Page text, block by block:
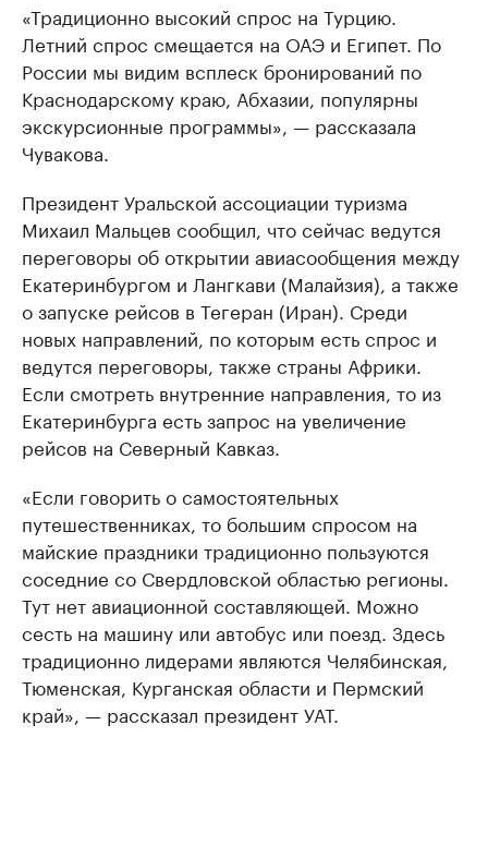
«Традиционно высокий спрос на Турцию.
Летний спрос смещается на ОАЭ и Египет. По
России мы видим всплеск бронирований по
Краснодарскому краю, Абхазии, популярны
экскурсионные программы», — рассказала
Чувакова.
Президент Уральской ассоциации туризма
Михаил Мальцев сообщил, что сейчас ведутся
переговоры об открытии авиасообщения между
Екатеринбургом и Лангкави (Малайзия), а также
о запуске рейсов в Тегеран (Иран). Среди
новых направлений, по которым есть спрос и
ведутся переговоры, также страны Африки.
Если смотреть внутренние направления, то из
Екатеринбурга есть запрос на увеличение
рейсов на Северный Кавказ.
«Если говорить о самостоятельных
путешественниках, то большим спросом на
майские праздники традиционно пользуются
соседние со Свердловской областью регионы.
Тут нет авиационной составляющей. Можно
сесть на машину или автобус или поезд. Здесь
традиционно лидерами являются Челябинская,
Тюменская, Курганская области и Пермский
край», — рассказал президент УАТ.